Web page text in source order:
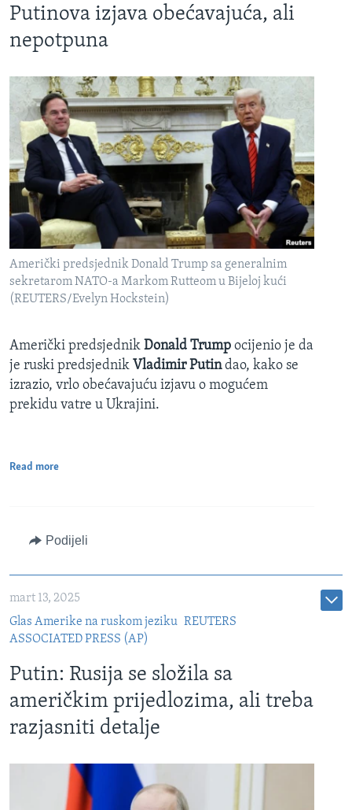
Putinova izjava obećavajuća, ali
nepotpuna
Američki predsjednik Donald Trump sa generalnim
sekretarom NATO-a Markom Rutteom u Bijeloj kući
(REUTERS/Evelyn Hockstein)
Američki predsjednik Donald Trump ocijenio je da
je ruski predsjednik Vladimir Putindao, kako se
izrazio, vrlo obećavajuću izjavu o mogućem
prekidu vatre u Ukrajini.
Read more
Podijeli
mart 13, 2025
Glas Amerike na ruskom jeziku REUTERS
ASSOCIATED PRESS (AP)
Putin: Rusija se složila sa
američkim prijedlozima, ali treba
razjasniti detalje